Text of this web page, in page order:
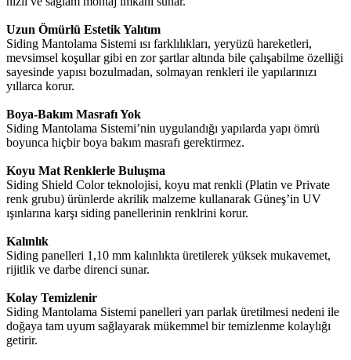
Uzun Ömürlü Estetik Yalıtım
Siding Mantolama Sistemi ısı farklılıkları, yeryüzü hareketleri,
mevsimsel koşullar gibi en zor şartlar altında bile çalışabilme özelliği
sayesinde yapısı bozulmadan, solmayan renkleri ile yapılarınızı
yıllarca korur.
Boya-Bakım Masrafı Yok
Siding Mantolama Sistemi’nin uygulandığı yapılarda yapı ömrü
boyunca hiçbir boya bakım masrafı gerektirmez.
Koyu Mat Renklerle Buluşma
Siding Shield Color teknolojisi, koyu mat renkli (Platin ve Private
renk grubu) ürünlerde akrilik malzeme kullanarak Güneş’in UV
ışınlarına karşı siding panellerinin renklrini korur.
Kalınlık
Siding panelleri 1,10 mm kalınlıkta üretilerek yüksek mukavemet,
rijitlik ve darbe direnci sunar.
Kolay Temizlenir
Siding Mantolama Sistemi panelleri yarı parlak üretilmesi nedeni ile
doğaya tam uyum sağlayarak mükemmel bir temizlenme kolaylığı
getirir.